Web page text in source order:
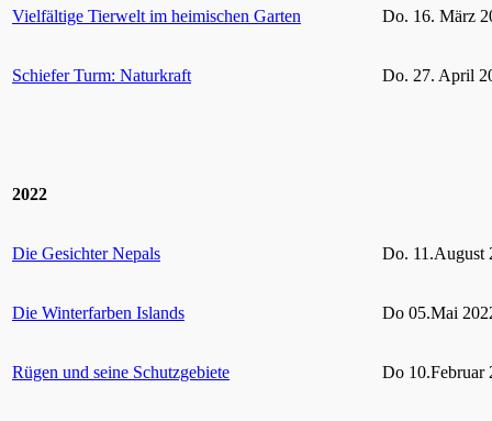
Vielfältige Tierwelt im heimischen Garten Do. 16. März
Schiefer Turm: Naturkraft Do. 27. April
2022
Die Gesichter Nepals Do. 11.August
Die Winterfarben Islands Do 05.Mai
Rügen und seine Schutzgebiete Do 10.Februar